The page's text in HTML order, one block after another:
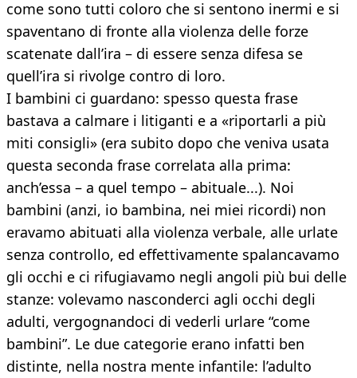
come sono tutti coloro che si sentono inermi e si
spaventano di fronte alla violenza delle forze
scatenate dall’ira – di essere senza difesa se
quell’ira si rivolge contro di loro.
I bambini ci guardano: spesso questa frase
bastava a calmare i litiganti e a «riportarli a più
miti consigli» (era subito dopo che veniva usata
questa seconda frase correlata alla prima:
anch’essa – a quel tempo – abituale...). Noi
bambini (anzi, io bambina, nei miei ricordi) non
eravamo abituati alla violenza verbale, alle urlate
senza controllo, ed effettivamente spalancavamo
gli occhi e ci rifugiavamo negli angoli più bui delle
stanze: volevamo nasconderci agli occhi degli
adulti, vergognandoci di vederli urlare “come
bambini”. Le due categorie erano infatti ben
distinte, nella nostra mente infantile: l’adulto